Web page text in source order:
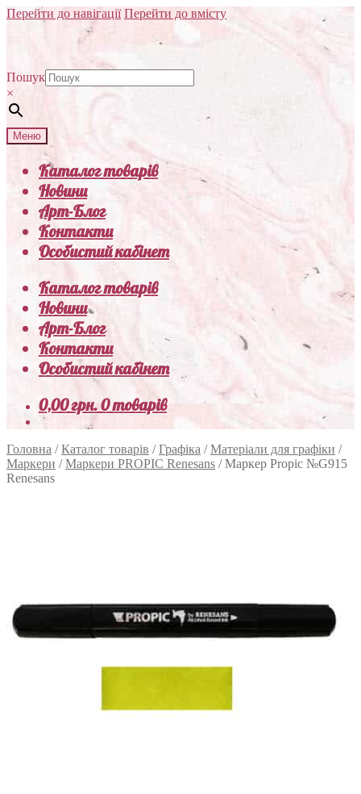
Перейти до навігації Перейти до вмісту
Пошук
×
Меню
Каталог товарів
Новини
Арт-Блог
Контакти
Особистий кабінет
Каталог товарів
Новини
Арт-Блог
Контакти
Особистий кабінет
0,00грн.0 товарів
Головна /Каталог товарів /Графіка /Матеріали для графіки /
Маркери /Маркери PROPIC Renesans /Маркер Propic №G915
Renesans